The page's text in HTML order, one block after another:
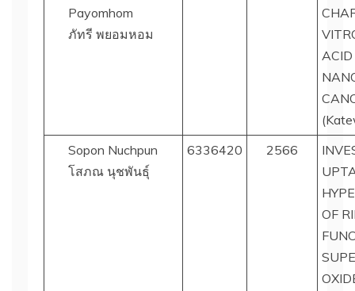
Payomhom
ภัทรี พยอมหอม
Sopon Nuchpun
โสภณ นุชพันธุ์
6336420 2566
OF